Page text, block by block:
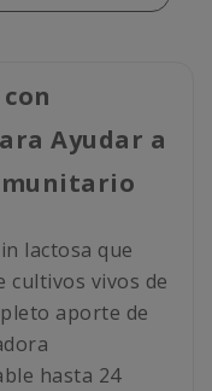
Ayudar a
lactosa que
cultivos vivos de
aporte de
hasta 24